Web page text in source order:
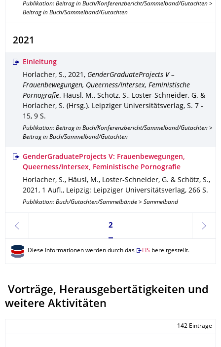
Publikation: Beitrag in Buch/Konferenzbericht/Sammelband/Gutachten >
Beitrag in Buch/Sammelband/Gutachten
2021
Einleitung
Horlacher, S., 2021 , GenderGraduateProjects V –
Frauenbewegungen, Queerness/Intersex, Feministische
Pornografie. Häusl, M., Schötz, S., Loster-Schneider, G. &
Horlacher, S. (Hrsg.). Leipziger Universitätsverlag, S. 7 -
15, 9 S.
Publikation: Beitrag in Buch/Konferenzbericht/Sammelband/Gutachten >
Beitrag in Buch/Sammelband/Gutachten
GenderGraduateProjects V: Frauenbewegungen,
Queerness/Intersex, Feministische Pornografie
Horlacher, S., Häusl, M., Loster-Schneider, G. & Schötz, S.,
2021 , 1 Aufl., Leipzig: Leipziger Universitätsverlag, 266 S.
Publikation: Buch/Gutachten/Sammelbände > Sammelband
zurück
Seite 2, aktuell ausgewählt
2
weiter
Diese Informationen werden durch das FIS bereitgestellt.
Vorträge, Herausgebertätigkeiten und
weitere Aktivitäten
142 Einträge